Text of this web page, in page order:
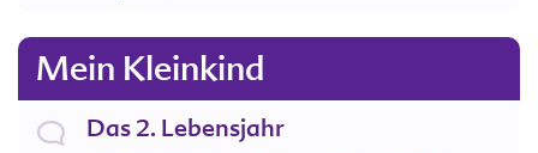
Mein Kleinkind
Das 2. Lebensjahr